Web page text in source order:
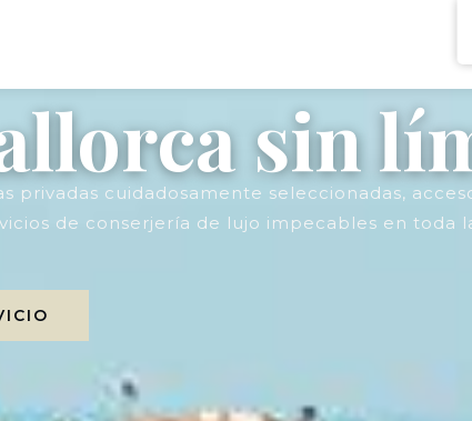
sin
privadas cuidadosamente seleccionadas,
de conserjería de lujo impecables en toda